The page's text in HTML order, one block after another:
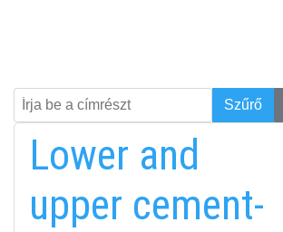
Írja be a címrészt
Keresés Szűrő
Lower and
upper cement-